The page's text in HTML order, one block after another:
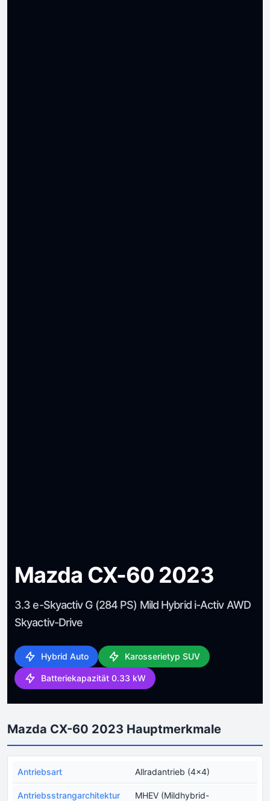
Mazda CX-60 2023
3.3 e-Skyactiv G (284 PS) Mild Hybrid i-Activ AWD
Skyactiv-Drive
Hybrid Auto Karosserietyp SUV
Batteriekapazität 0.33 kW
Mazda CX-60 2023 Hauptmerkmale
Antriebsart Allradantrieb (4x4)
Antriebsstrangarchitektur MHEV (Mildhybrid-